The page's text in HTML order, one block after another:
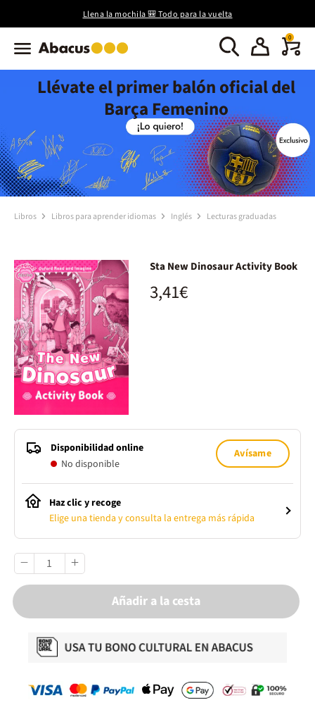
Llena la mochila 🎒 Todo para la vuelta
0
Llévate el primer balón oficial del
Barça Femenino
Libros Libros para aprender idiomas Inglés Lecturas graduadas
Sta New Dinosaur Activity Book
3,41€
Disponibilidad online
No disponible
Avísame
Haz clic y recoge
Elige una tienda y consulta la entrega más rápida
Añadir a la cesta